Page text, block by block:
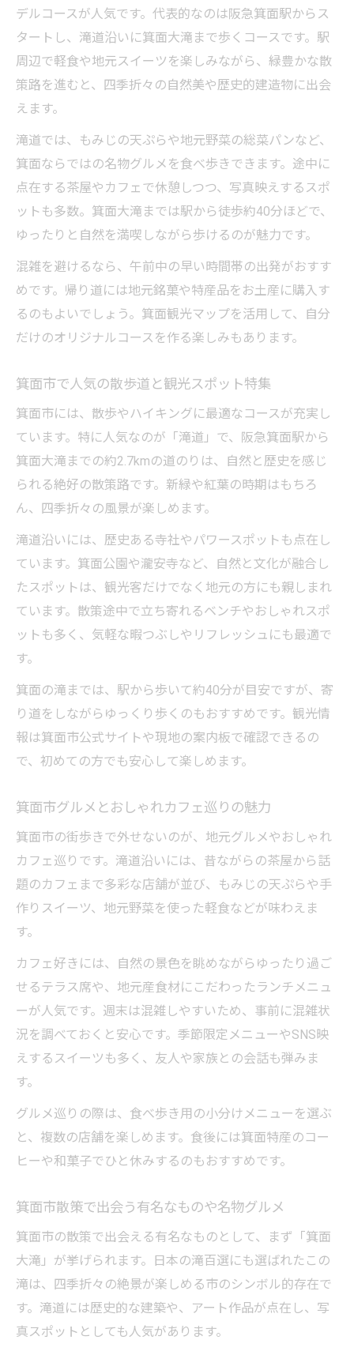
箕面市の観光や食べ歩きに便利なルート解
説
箕面市で楽しむ大人向け遊び場とスポット
箕面市の散歩で発見する有名なものと魅力
箕面市で大人が楽しむ散歩コース体験談
箕面市で話題のスポットを大人目線で楽し
箕面市おすすめグルメや有名なものを満喫
箕面市で人気の遊び場と暇つぶしスポット
箕面市の遊び場と食べ歩きコースを満喫す
る
箕面市おすすめスポットの回り方と楽しみ
方
箕面市散歩で訪れたいおしゃれな遊び場情
報
箕面市の有名なものや遊び場の魅力を紹介
ゆったり過ごす箕面市の穴場スポット
箕面市の穴場スポットとおしゃれな楽しみ
方
所
箕面市の散歩で味わう隠れた名物グルメ特
集
箕面市の静かなコースでリフレッシュ体験
箕面市の暮らしやすさを街歩きで実感する
方法
デルコースが人気です。代表的なのは阪急箕面駅からス
タートし、滝道沿いに箕面大滝まで歩くコースです。駅
周辺で軽食や地元スイーツを楽しみながら、緑豊かな散
策路を進むと、四季折々の自然美や歴史的建造物に出会
えます。
滝道では、もみじの天ぷらや地元野菜の総菜パンなど、
箕面ならではの名物グルメを食べ歩きできます。途中に
点在する茶屋やカフェで休憩しつつ、写真映えするスポ
ットも多数。箕面大滝までは駅から徒歩約40分ほどで、
ゆったりと自然を満喫しながら歩けるのが魅力です。
混雑を避けるなら、午前中の早い時間帯の出発がおすす
めです。帰り道には地元銘菓や特産品をお土産に購入す
るのもよいでしょう。箕面観光マップを活用して、自分
だけのオリジナルコースを作る楽しみもあります。
箕面市で人気の散歩道と観光スポット特集
箕面市には、散歩やハイキングに最適なコースが充実し
ています。特に人気なのが「滝道」で、阪急箕面駅から
箕面大滝までの約2.7kmの道のりは、自然と歴史を感じ
られる絶好の散策路です。新緑や紅葉の時期はもちろ
ん、四季折々の風景が楽しめます。
滝道沿いには、歴史ある寺社やパワースポットも点在し
ています。箕面公園や瀧安寺など、自然と文化が融合し
たスポットは、観光客だけでなく地元の方にも親しまれ
ています。散策途中で立ち寄れるベンチやおしゃれスポ
ットも多く、気軽な暇つぶしやリフレッシュにも最適で
す。
箕面の滝までは、駅から歩いて約40分が目安ですが、寄
り道をしながらゆっくり歩くのもおすすめです。観光情
報は箕面市公式サイトや現地の案内板で確認できるの
で、初めての方でも安心して楽しめます。
箕面市グルメとおしゃれカフェ巡りの魅力
箕面市の街歩きで外せないのが、地元グルメやおしゃれ
カフェ巡りです。滝道沿いには、昔ながらの茶屋から話
題のカフェまで多彩な店舗が並び、もみじの天ぷらや手
作りスイーツ、地元野菜を使った軽食などが味わえま
す。
カフェ好きには、自然の景色を眺めながらゆったり過ご
せるテラス席や、地元産食材にこだわったランチメニュ
ーが人気です。週末は混雑しやすいため、事前に混雑状
況を調べておくと安心です。季節限定メニューやSNS映
えするスイーツも多く、友人や家族との会話も弾みま
す。
グルメ巡りの際は、食べ歩き用の小分けメニューを選ぶ
と、複数の店舗を楽しめます。食後には箕面特産のコー
ヒーや和菓子でひと休みするのもおすすめです。
箕面市散策で出会う有名なものや名物グルメ
箕面市の散策で出会える有名なものとして、まず「箕面
大滝」が挙げられます。日本の滝百選にも選ばれたこの
滝は、四季折々の絶景が楽しめる市のシンボル的存在で
す。滝道には歴史的な建築や、アート作品が点在し、写
真スポットとしても人気があります。